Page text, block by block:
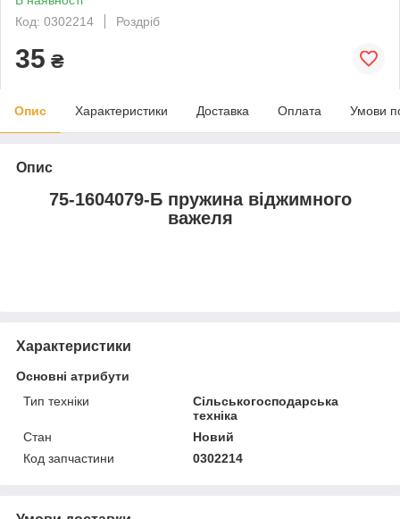
Код: 0302214
Роздріб
35 ₴
Опис Характеристики Доставка Оплата Умови
Опис
75-1604079-Б пружина віджимного
важеля
Характеристики
Основні атрибути
Тип техніки
Сільськогосподарська
техніка
Стан
Новий
Код запчастини
0302214